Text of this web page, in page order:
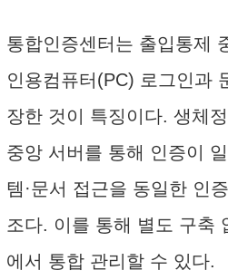
통합인증센터는 출입통제
인용컴퓨터(PC) 로그인과
장한 것이 특징이다. 생체
중앙 서버를 통해 인증이
템·문서 접근을 동일한 인
조다. 이를 통해 별도 구축
에서 통합 관리할 수 있다.